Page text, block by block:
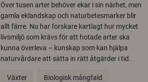
Över tusen arter behöver ekar i sin närhet, men
gamla eklandskap och naturbetesmarker blir
allt färre. Nu har forskare kartlagt hur mycket
livsmiljö som krävs för att hotade arter ska
kunna överleva – kunskap som kan hjälpa
naturvårdare att sätta in rätt åtgärder i tid.
Växter Biologisk mångfald